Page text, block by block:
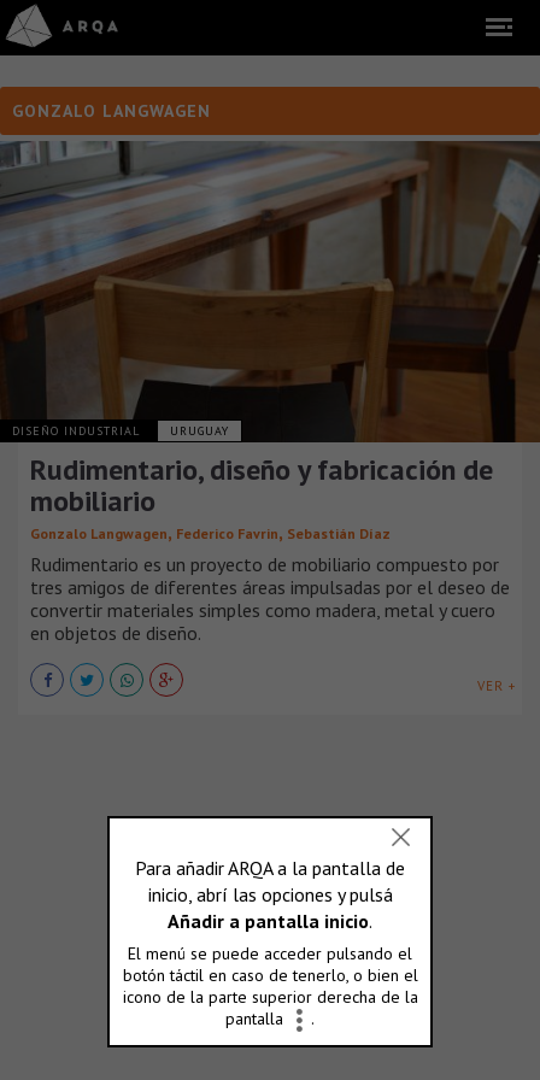
GONZALO LANGWAGEN
DISEÑO INDUSTRIAL URUGUAY
Rudimentario, diseño y fabricación de
mobiliario
Gonzalo Langwagen, Federico Favrin, Sebastián Díaz
Rudimentario es un proyecto de mobiliario compuesto por
tres amigos de diferentes áreas impulsadas por el deseo de
convertir materiales simples como madera, metal y cuero
en objetos de diseño.
VER +